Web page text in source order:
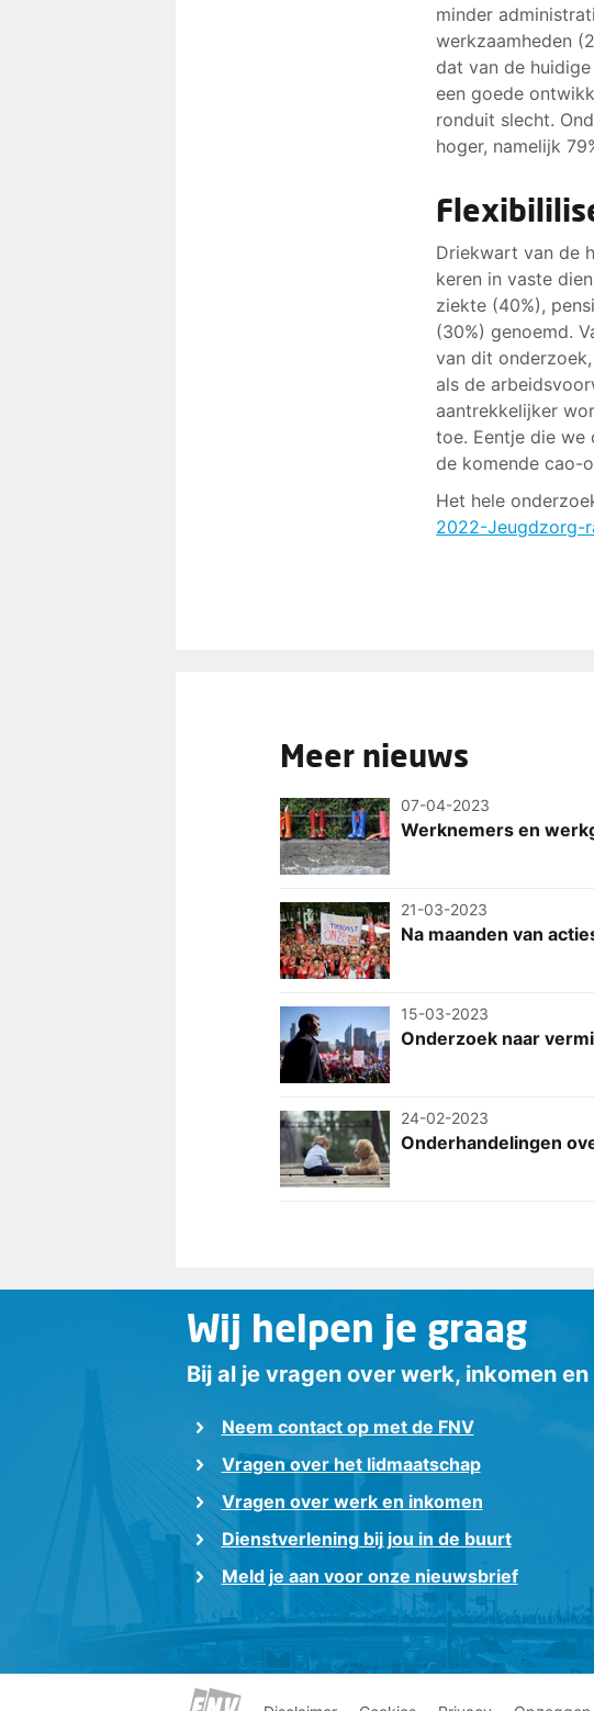
minder
werkzaamheden
dat van de
een goede
ronduit slecht.
hoger, namelijk
Driekwart van de
keren in vaste
ziekte (40%),
(30%) genoemd.
van dit
als de
aantrekkelijker
toe. Eentje die we
de komende cao-
Het hele
2022-Jeugdzorg-
Meer nieuws
07-04-2023
Werknemers en
21-03-2023
Na maanden van
15-03-2023
Onderzoek naar
24-02-2023
Onderhandelingen
Wij helpen je graag
Bij al je vragen over werk, inkomen
Neem contact op met de FNV
Vragen over het lidmaatschap
Vragen over werk en inkomen
Dienstverlening bij jou in de buurt
Meld je aan voor onze nieuwsbrief